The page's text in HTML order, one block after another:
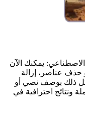
يمكنك الآن
حذف عناصر، إزالة
كل ذلك بوصف نصي أو
ونتائج احترافية في